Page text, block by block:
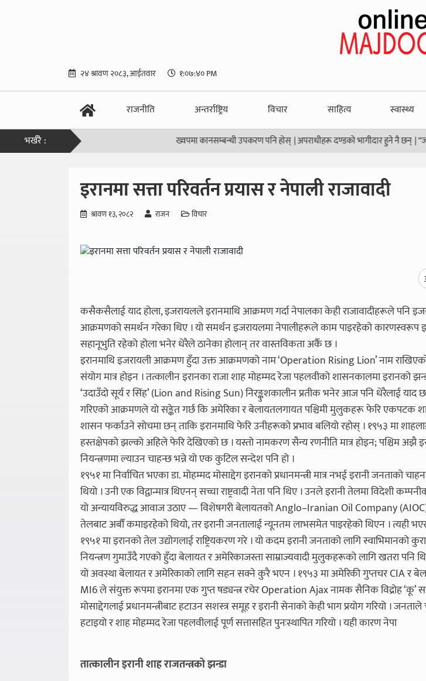
२४ श्रावण २०८३, आईतवार १:०७:४१ PM
राजनीति अन्तर्राष्ट्रिय विचार साहित्य स्वास्थ्य
भर्खरै :
ख्वपमा कानसम्बन्धी उपकरण पनि होस् |अपराधीहरू दण्डको भागीदार हुने नै छन् |“जनताको
इरानमा सत्ता परिवर्तन प्रयास र नेपाली राजावादी
श्रावण १३, २०८२ राजन विचार
कसैकसैलाई याद होला, इजरायलले इरानमाथि आक्रमण गर्दा नेपालका केही राजावादीहरूले पनि
आक्रमणको समर्थन गरेका थिए । यो समर्थन इजरायलमा नेपालीहरूले काम पाइरहेको
सहानूभुति रहेको होला भनेर धेरैले ठानेका होलान् तर वास्तविकता अर्कै छ ।
इरानमाथि इजरायली आक्रमण हुँदा उक्त आक्रमणको नाम ‘Operation Rising Lion’ नाम
संयोग मात्र होइन । तत्कालीन इरानका राजा शाह मोहम्मद रेजा पहलवीको शासनकालमा इरानको
‘उदाउँदो सूर्य र सिंह’ (Lion and Rising Sun) निरङ्कुशकालीन प्रतीक भनेर आज पनि धेरैलाई याद
गरिएको आक्रमणले यो सङ्केत गर्छ कि अमेरिका र बेलायतलगायत पश्चिमी मुलुकहरू फेरि एकपटक
शासन फर्काउने सोचमा छन् ताकि इरानमाथि फेरि उनीहरूको प्रभाव बलियो रहोस् । १९५३ मा
हस्तक्षेपको झल्को अहिले फेरि देखिएको छ । यस्तो नामकरण सैन्य रणनीति मात्र होइन; पश्चिम अझै
नियन्त्रणमा ल्याउन चाहन्छ भन्ने यो एक कुटिल सन्देश पनि हो ।
१९५१ मा निर्वाचित भएका डा. मोहम्मद मोसाद्देग इरानको प्रधानमन्त्री मात्र नभई इरानी जनताको
थियो । उनी एक विद्वान्मात्र थिएनन् सच्चा राष्ट्रवादी नेता पनि थिए । उनले इरानी तेलमा विदेशी
यो अन्यायविरुद्ध आवाज उठाए — विशेषगरी बेलायतको Anglo–Iranian Oil Company
तेलबाट अर्बौं कमाइरहेको थियो, तर इरानी जनतालाई न्यूनतम लाभसमेत पाइरहेको थिएन । त्यही
१९५१ मा इरानको तेल उद्योगलाई राष्ट्रियकरण गरे । यो कदम इरानी जनताको लागि स्वाभिमानको
नियन्त्रण गुमाउँदै गएको हुँदा बेलायत र अमेरिकाजस्ता साम्राज्यवादी मुलुकहरूको लागि खतरा पनि
यो अवस्था बेलायत र अमेरिकाको लागि सहन सक्ने कुरै भएन । १९५३ मा अमेरिकी गुप्तचर CIA र
MI6 ले संयुक्त रूपमा इरानमा एक गुप्त षड्यन्त्र रचेर Operation Ajax नामक सैनिक विद्रोह ‘कू’
मोसाद्देगलाई प्रधानमन्त्रीबाट हटाउन सशस्त्र समूह र इरानी सेनाको केही भाग प्रयोग गरियो ।
हटाइयो र शाह मोहम्मद रेजा पहलवीलाई पूर्ण सत्तासहित पुनःस्थापित गरियो । यही कारण नेपा
तात्कालीन इरानी शाह राजतन्त्रको झन्डा